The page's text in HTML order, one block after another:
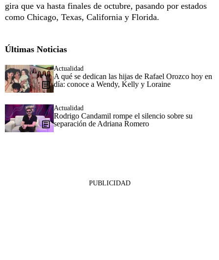
gira que va hasta finales de octubre, pasando por estados
como Chicago, Texas, California y Florida.
Últimas Noticias
Actualidad
A qué se dedican las hijas de Rafael Orozco hoy en
día: conoce a Wendy, Kelly y Loraine
Actualidad
Rodrigo Candamil rompe el silencio sobre su
separación de Adriana Romero
PUBLICIDAD